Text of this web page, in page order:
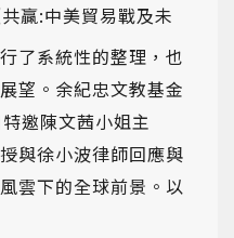
贏:中美貿易戰及未
了系統性的整理，也
望。余紀忠文教基金
邀陳文茜小姐主
與徐小波律師回應與
雲下的全球前景。以